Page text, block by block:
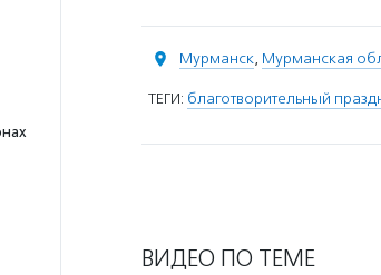
Мурманск, Мурманская
ТЕГИ: благотворительный
ВИДЕО ПО ТЕМЕ